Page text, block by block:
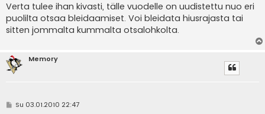
Verta tulee ihan kivasti, tälle vuodelle on uudistettu nuo eri
puolilta otsaa bleidaamiset. Voi bleidata hiusrajasta tai
sitten jommalta kummalta otsalohkolta.
Memory
VSu 03.01.2010 22:47